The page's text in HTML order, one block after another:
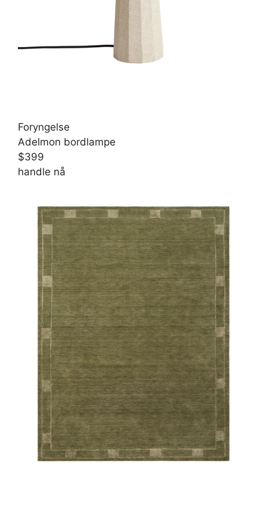
Foryngelse
Adelmon bordlampe
$399
handle nå